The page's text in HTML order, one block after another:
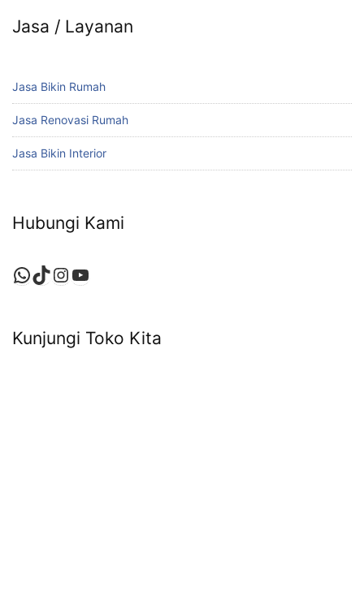
Jasa / Layanan
Jasa Bikin Rumah
Jasa Renovasi Rumah
Jasa Bikin Interior
Hubungi Kami
WhatsApp
TikTok
Instagram
YouTube
Kunjungi Toko Kita